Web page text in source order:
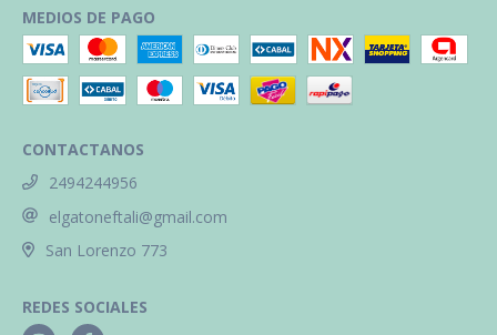
MEDIOS DE PAGO
CONTACTANOS
2494244956
elgatoneftali@gmail.com
San Lorenzo 773
REDES SOCIALES